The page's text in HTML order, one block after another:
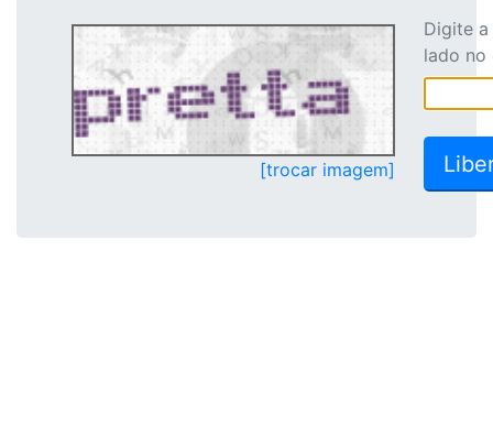
[trocar imagem]
Digite
lado no